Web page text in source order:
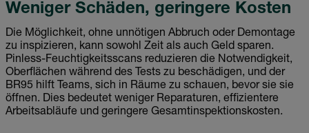
Weniger Schäden, geringere Kosten
Die Möglichkeit, ohne unnötigen Abbruch oder Demontage
zu inspizieren, kann sowohl Zeit als auch Geld sparen.
Pinless-Feuchtigkeitsscans reduzieren die Notwendigkeit,
Oberflächen während des Tests zu beschädigen, und der
BR95 hilft Teams, sich in Räume zu schauen, bevor sie sie
öffnen. Dies bedeutet weniger Reparaturen, effizientere
Arbeitsabläufe und geringere Gesamtinspektionskosten.